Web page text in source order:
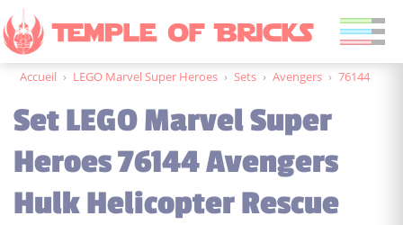
Accueil › LEGO Marvel Super Heroes › Sets › Avengers › 76144
Set LEGO Marvel Super
Heroes 76144 Avengers
Hulk Helicopter Rescue